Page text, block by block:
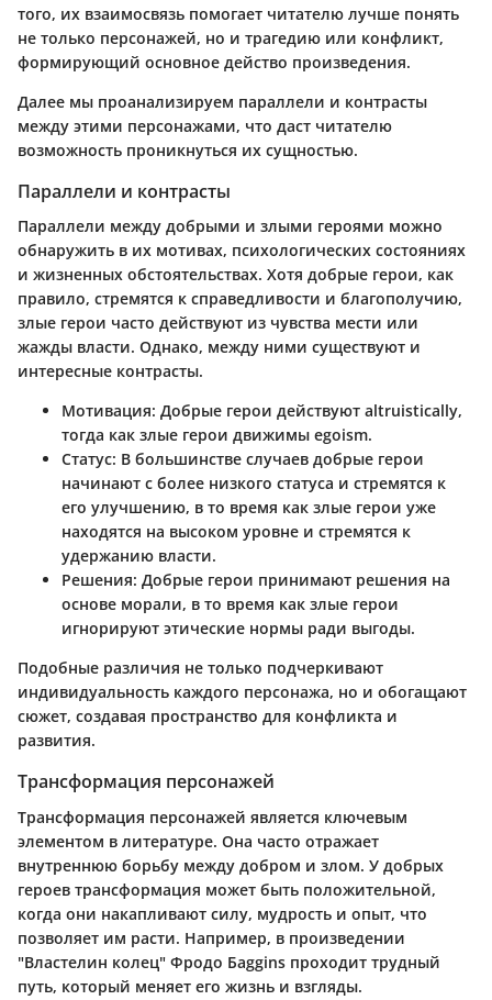
того, их взаимосвязь помогает читателю лучше понять
не только персонажей, но и трагедию или конфликт,
формирующий основное действо произведения.
Далее мы проанализируем параллели и контрасты
между этими персонажами, что даст читателю
возможность проникнуться их сущностью.
Параллели и контрасты
Параллели между добрыми и злыми героями можно
обнаружить в их мотивах, психологических состояниях
и жизненных обстоятельствах. Хотя добрые герои, как
правило, стремятся к справедливости и благополучию,
злые герои часто действуют из чувства мести или
жажды власти. Однако, между ними существуют и
интересные контрасты.
Мотивация: Добрые герои действуют altruistically,
тогда как злые герои движимы egoism.
Статус: В большинстве случаев добрые герои
начинают с более низкого статуса и стремятся к
его улучшению, в то время как злые герои уже
находятся на высоком уровне и стремятся к
удержанию власти.
Решения: Добрые герои принимают решения на
основе морали, в то время как злые герои
игнорируют этические нормы ради выгоды.
Подобные различия не только подчеркивают
индивидуальность каждого персонажа, но и обогащают
сюжет, создавая пространство для конфликта и
развития.
Трансформация персонажей
Трансформация персонажей является ключевым
элементом в литературе. Она часто отражает
внутреннюю борьбу между добром и злом. У добрых
героев трансформация может быть положительной,
когда они накапливают силу, мудрость и опыт, что
позволяет им расти. Например, в произведении
"Властелин колец" Фродо Бaggins проходит трудный
путь, который меняет его жизнь и взгляды.